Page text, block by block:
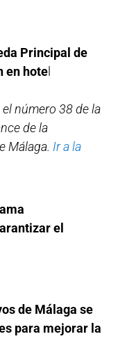
Principal de
en hotel
número 38 de la
de la
Málaga. Ir a la
el
de Málaga se
para mejorar la